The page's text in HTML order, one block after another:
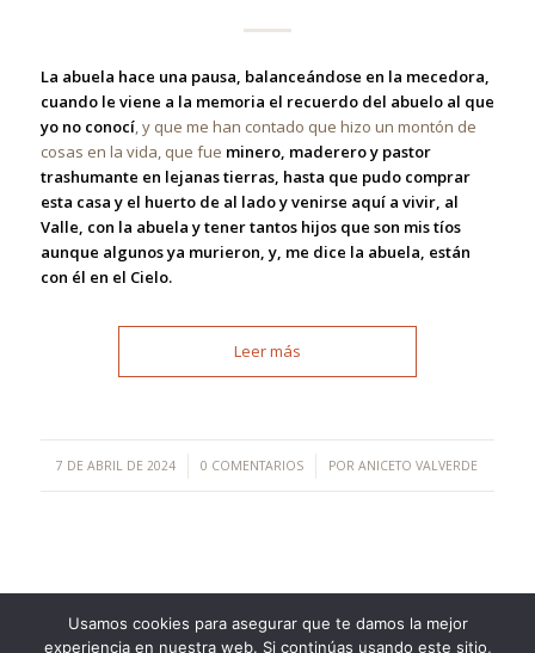
La abuela hace una pausa, balanceándose en la mecedora,
cuando le viene a la memoria el recuerdo del abuelo al que
yo no conocí, y que me han contado que hizo un montón de
cosas en la vida, que fue minero, maderero y pastor
trashumante en lejanas tierras, hasta que pudo comprar
esta casa y el huerto de al lado y venirse aquí a vivir, al
Valle, con la abuela y tener tantos hijos que son mis tíos
aunque algunos ya murieron, y, me dice la abuela, están
con él en el Cielo.
Leer más
7 DE ABRIL DE 2024
/ 0 COMENTARIOS
/ PORANICETO VALVERDE
Usamos cookies para asegurar que te damos la mejor
experiencia en nuestra web. Si continúas usando este sitio,